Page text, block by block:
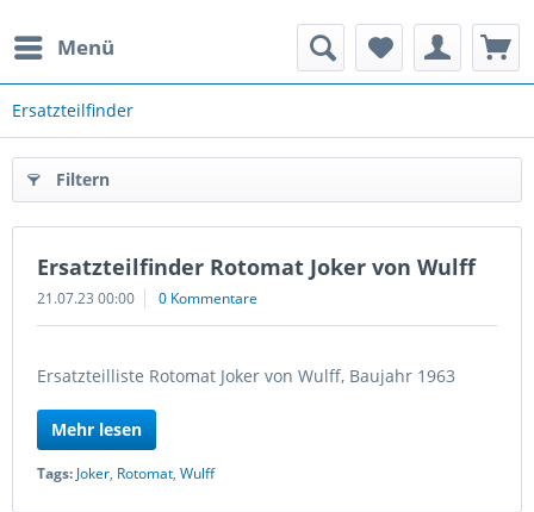
Menü
Ersatzteilfinder
Spielautomaten
Filtern
Ersatzteilfinder Rotomat Joker von Wulff
21.07.23 00:00 0 Kommentare
Ersatzteilliste Rotomat Joker von Wulff, Baujahr 1963
Mehr lesen
Tags: Joker, Rotomat, Wulff